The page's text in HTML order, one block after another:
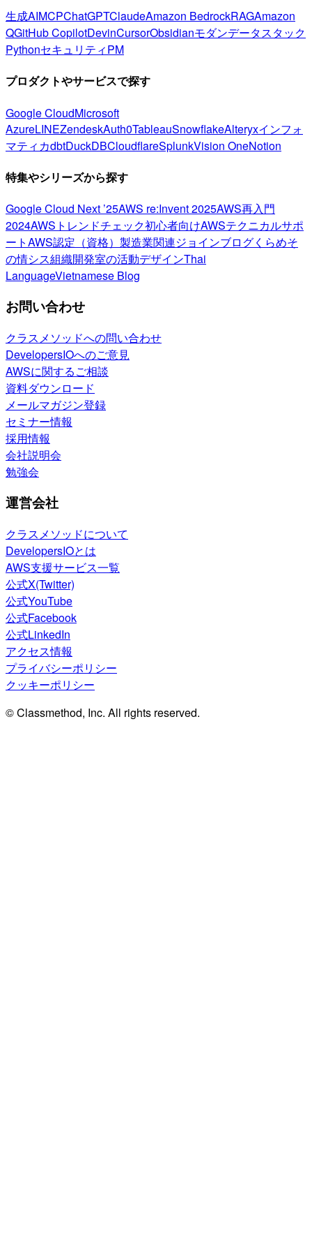
生成AIMCPChatGPTClaudeAmazon BedrockRAGAmazon
QGitHub CopilotDevinCursorObsidianモダンデータスタック
PythonセキュリティPM
プロダクトやサービスで探す
Google CloudMicrosoft
AzureLINEZendeskAuth0TableauSnowflakeAlteryxインフォ
マティカdbtDuckDBCloudflareSplunkVision OneNotion
特集やシリーズから探す
Google Cloud Next ’25AWS re:Invent 2025AWS再入門
2024AWSトレンドチェック初心者向けAWSテクニカルサポ
ートAWS認定（資格） 製造業関連ジョインブログくらめそ
の情シス組織開発室の活動デザインThai
LanguageVietnamese Blog
お問い合わせ
クラスメソッドへの問い合わせ
DevelopersIOへのご意見
AWSに関するご相談
資料ダウンロード
メールマガジン登録
セミナー情報
採用情報
会社説明会
勉強会
運営会社
クラスメソッドについて
DevelopersIOとは
AWS支援サービス一覧
公式X(Twitter)
公式YouTube
公式Facebook
公式LinkedIn
アクセス情報
プライバシーポリシー
クッキーポリシー
© Classmethod, Inc. All rights reserved.